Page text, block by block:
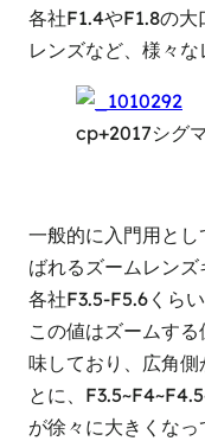
各社F1.4やF1.8の
レンズなど、様々な
cp+2017シグ
一般的に入門用と
ばれるズームレンズ
各社F3.5-F5.6くら
この値はズームす
味しており、広角
とに、
が徐々に大きくなっ